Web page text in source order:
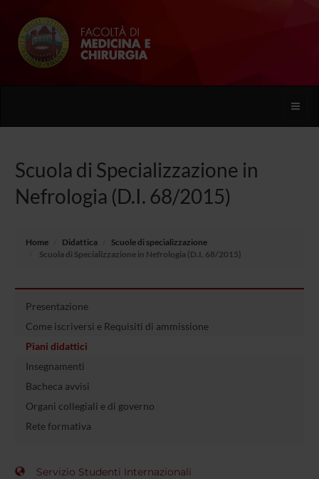
Toggle
Scuola di Specializzazione in
Nefrologia (D.I. 68/2015)
Home Didattica
Scuole di specializzazione
Scuola di Specializzazione in Nefrologia (D.I. 68/2015)
Presentazione
Come iscriversi e Requisiti di ammissione
Piani didattici
Insegnamenti
Bacheca avvisi
Organi collegiali e di governo
Rete formativa
Servizio Studenti Internazionali